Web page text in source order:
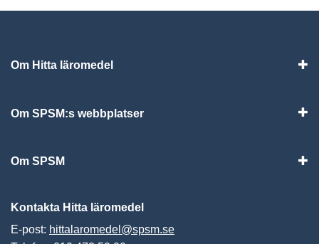
Om Hitta läromedel
Om SPSM:s webbplatser
Om SPSM
Kontakta Hitta läromedel
E-post: hittalaromedel@spsm.se